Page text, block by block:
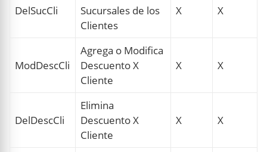
DelSucCli
Sucursales de los
Clientes
X X
ModDescCli
Agrega o Modifica
Descuento X
Cliente
X X
DelDescCli
Elimina
Descuento X
Cliente
X X